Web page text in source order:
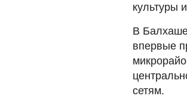
культуры
В
впервые
сетям.